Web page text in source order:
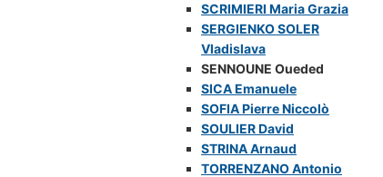
SCRIMIERI Maria Grazia
SERGIENKO SOLER
Vladislava
SENNOUNE Oueded
SICA Emanuele
SOFIA Pierre Niccolò
SOULIER David
STRINA Arnaud
TORRENZANO Antonio